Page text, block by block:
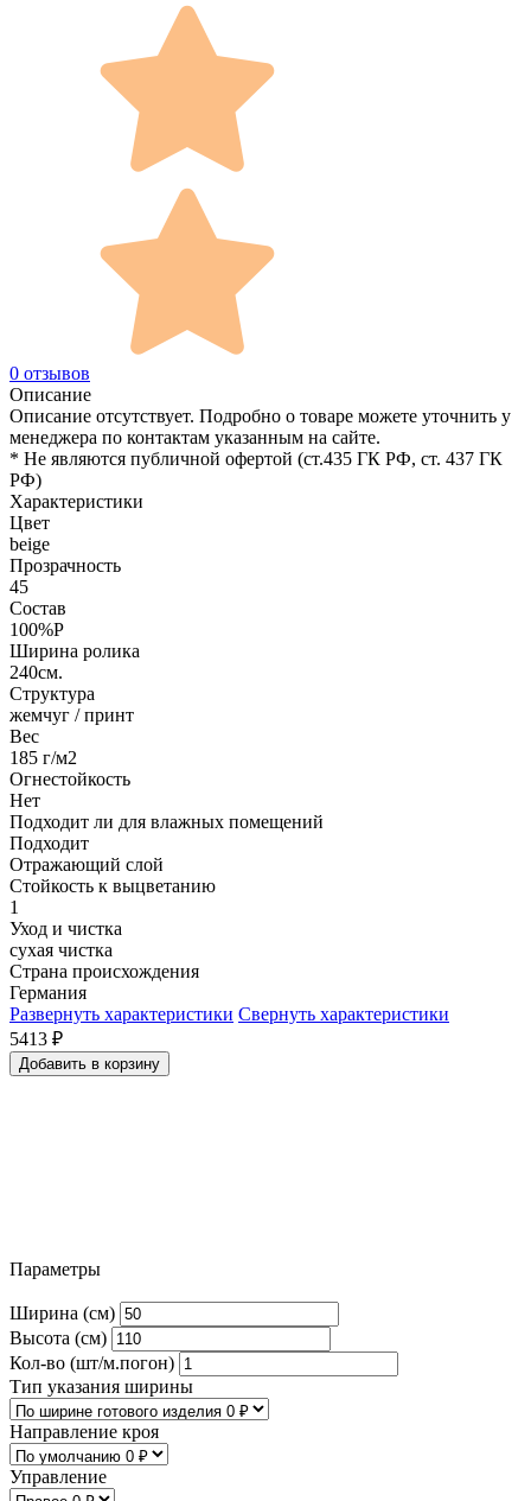
0 отзывов
Описание
Описание отсутствует. Подробно о товаре можете уточнить у
менеджера по контактам указанным на сайте.
* Не являются публичной офертой (ст.435 ГК РФ, cт. 437 ГК
РФ)
Характеристики
Цвет
beige
Прозрачность
45
Состав
100%P
Ширина ролика
240см.
Структура
жемчуг / принт
Вес
185 г/м2
Огнестойкость
Нет
Подходит ли для влажных помещений
Подходит
Отражающий слой
Стойкость к выцветанию
1
Уход и чистка
сухая чистка
Страна происхождения
Германия
Развернуть характеристики Свернуть характеристики
5413 ₽
Добавить в корзину
Параметры
Ширина (см)
Высота (см)
Кол-во (шт/м.погон)
Тип указания ширины
Направление кроя
Управление